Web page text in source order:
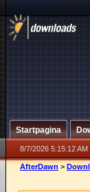
Startpagina
8/7/2026 5:15:12 AM
AfterDawn >